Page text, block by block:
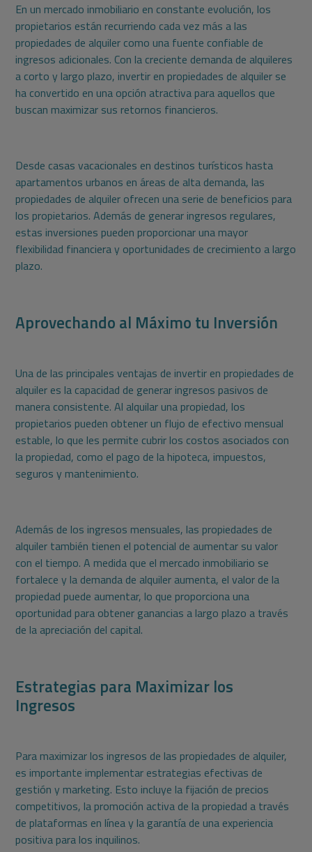
En un mercado inmobiliario en constante evolución, los
propietarios están recurriendo cada vez más a las
propiedades de alquiler como una fuente confiable de
ingresos adicionales. Con la creciente demanda de alquileres
a corto y largo plazo, invertir en propiedades de alquiler se
ha convertido en una opción atractiva para aquellos que
buscan maximizar sus retornos financieros.
Desde casas vacacionales en destinos turísticos hasta
apartamentos urbanos en áreas de alta demanda, las
propiedades de alquiler ofrecen una serie de beneficios para
los propietarios. Además de generar ingresos regulares,
estas inversiones pueden proporcionar una mayor
flexibilidad financiera y oportunidades de crecimiento a largo
plazo.
Aprovechando al Máximo tu Inversión
Una de las principales ventajas de invertir en propiedades de
alquiler es la capacidad de generar ingresos pasivos de
manera consistente. Al alquilar una propiedad, los
propietarios pueden obtener un flujo de efectivo mensual
estable, lo que les permite cubrir los costos asociados con
la propiedad, como el pago de la hipoteca, impuestos,
seguros y mantenimiento.
Además de los ingresos mensuales, las propiedades de
alquiler también tienen el potencial de aumentar su valor
con el tiempo. A medida que el mercado inmobiliario se
fortalece y la demanda de alquiler aumenta, el valor de la
propiedad puede aumentar, lo que proporciona una
oportunidad para obtener ganancias a largo plazo a través
de la apreciación del capital.
Estrategias para Maximizar los
Ingresos
Para maximizar los ingresos de las propiedades de alquiler,
es importante implementar estrategias efectivas de
gestión y marketing. Esto incluye la fijación de precios
competitivos, la promoción activa de la propiedad a través
de plataformas en línea y la garantía de una experiencia
positiva para los inquilinos.